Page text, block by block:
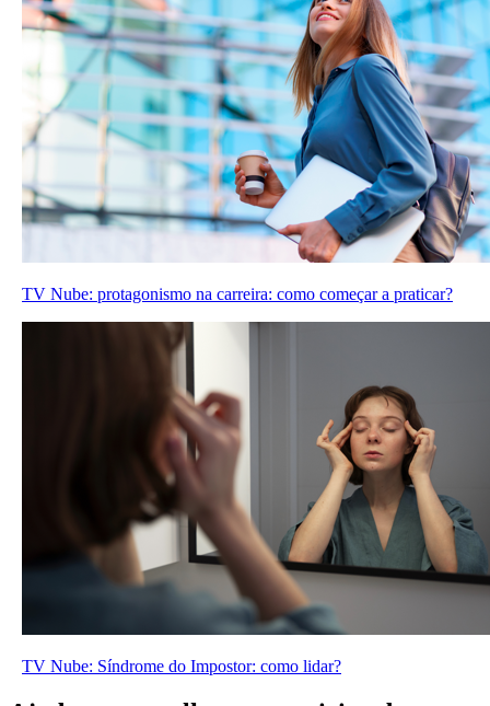
TV Nube: protagonismo na carreira: como começar a praticar?
TV Nube: Síndrome do Impostor: como lidar?